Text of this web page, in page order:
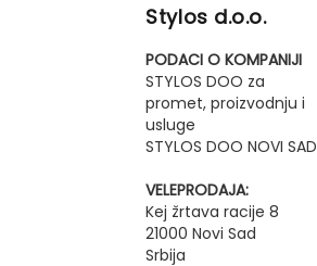
Stylos d.o.o.
PODACI O KOMPANIJI
STYLOS DOO za
promet, proizvodnju i
usluge
STYLOS DOO NOVI SAD
VELEPRODAJA:
Kej žrtava racije 8
21000 Novi Sad
Srbija